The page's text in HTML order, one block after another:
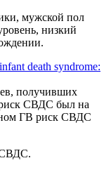
мужской пол
низкий
death syndrome:
получивших
риск СВДС был на
ГВ риск СВДС